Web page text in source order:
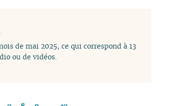
de mai 2025, ce qui correspond à 13
ou de vidéos.